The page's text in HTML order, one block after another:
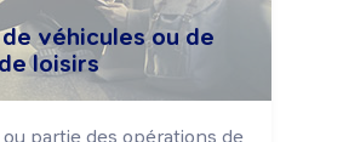
véhicules ou de
loisirs
partie des opérations de